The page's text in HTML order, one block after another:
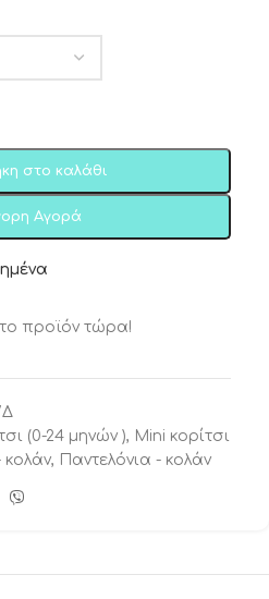
στο καλάθι
Αγορά
προϊόν τώρα!
(0-24 μηνών ), Mini κορίτσι
κολάν, Παντελόνια - κολάν